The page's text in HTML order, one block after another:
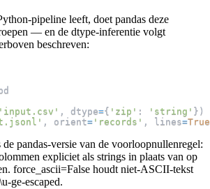
pipeline leeft, doet pandas deze
— en de dtype-inferentie volgt
beschreven:
'input.csv' , dtype={ 'zip' : 'string' } )
, orient= 'records' , lines=True
pandas-versie van de voorloopnullenregel:
expliciet als strings in plaats van op
force_ascii=False houdt niet-ASCII-tekst
ge-escaped.